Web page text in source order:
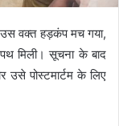
उस वक्त हड़कंप मच गया,
मिली। सूचना के बाद
पोस्टमार्टम के लिए